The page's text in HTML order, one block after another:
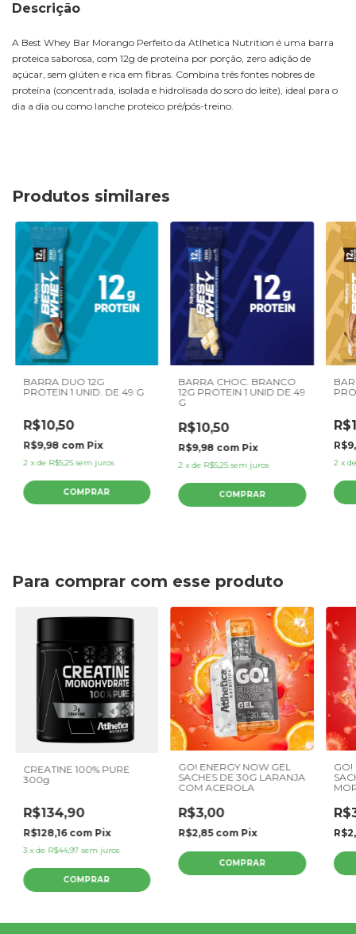
Descrição
A Best Whey Bar Morango Perfeito da Atlhetica Nutrition é uma barra
proteica saborosa, com 12g de proteína por porção, zero adição de
açúcar, sem glúten e rica em fibras. Combina três fontes nobres de
proteína (concentrada, isolada e hidrolisada do soro do leite), ideal para o
dia a dia ou como lanche proteico pré/pós-treino.
Produtos similares
BARRA DUO 12G
PROTEIN 1 UNID. DE 49 G
R$10,50
R$9,98 com Pix
2 xde R$5,25 sem juros
BARRA CHOC. BRANCO
12G PROTEIN 1 UNID DE 49
G
R$10,50
R$9,98 com Pix
2 xde R$5,25 sem juros 2 x
Para comprar com esse produto
CREATINE 100% PURE
300g
R$134,90
R$128,16 com Pix
3 xde R$44,97 sem juros
GO! ENERGY NOW GEL
SACHES DE 30G LARANJA
COM ACEROLA
R$3,00
R$2,85 com Pix
GO!